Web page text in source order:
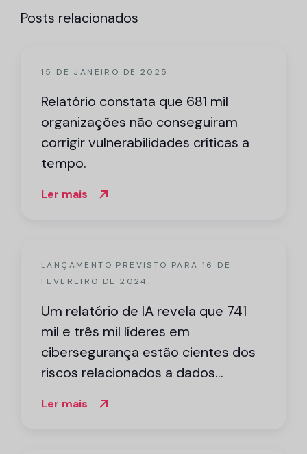
Posts relacionados
15 DE JANEIRO DE 2025
Relatório constata que 681 mil
organizações não conseguiram
corrigir vulnerabilidades críticas a
tempo.
Ler mais
LANÇAMENTO PREVISTO PARA 16 DE
FEVEREIRO DE 2024.
Um relatório de IA revela que 741
mil e três mil líderes em
cibersegurança estão cientes dos
riscos relacionados a dados
Ler mais